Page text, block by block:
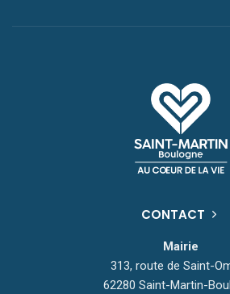
CONTACT
Mairie
313, route de Saint-
62280 Saint-Martin-